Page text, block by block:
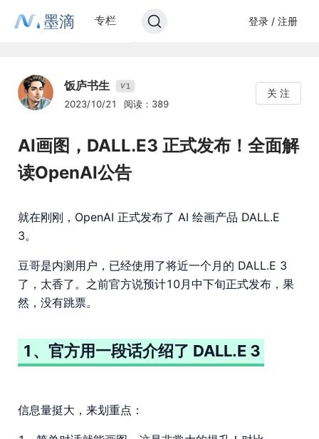
墨滴 专栏 登录 / 注册
饭庐书生 V1
2023/10/21 阅读：389
关 注
AI画图，DALL.E3 正式发布！全面解
读OpenAI公告
就在刚刚，OpenAI 正式发布了 AI 绘画产品 DALL.E
3。
豆哥是内测用户，已经使用了将近一个月的 DALL.E 3
了，太香了。之前官方说预计10月中下旬正式发布，果
然，没有跳票。
1、官方用一段话介绍了 DALL.E 3
信息量挺大，来划重点：